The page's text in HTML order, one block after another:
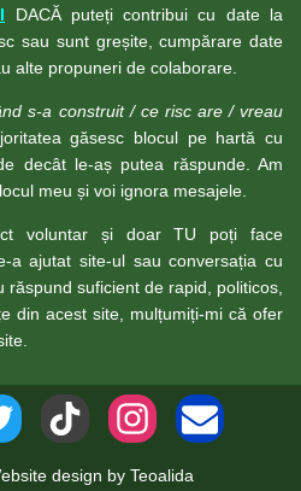
DACĂ puteți contribui cu date la
sau sunt greșite, cumpărare date
alte propuneri de colaborare.
s-a construit / ce risc are / vreau
găsesc blocul pe hartă cu
decât le-aș putea răspunde. Am
meu și voi ignora mesajele.
voluntar și doar TU poți face
a ajutat site-ul sau conversația cu
suficient de rapid, politicos,
din acest site, mulțumiți-mi că ofer
design by Teoalida